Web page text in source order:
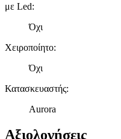
με Led:
Όχι
Χειροποίητο:
Όχι
Κατασκευαστής:
Aurora
Αξιολογήσεις